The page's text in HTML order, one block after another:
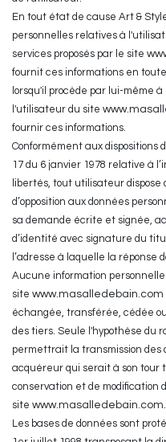
En tout état de cause Art &
personnelles relatives à
services proposés par le site
fournit ces informations en
lorsqu'il procède par lui-même
l'utilisateur du site
fournir ces informations.
Conformément aux dispositions
17 du 6 janvier 1978 relative à
libertés, tout utilisateur dispose
d’opposition aux données
sa demande écrite et signée,
d’identité avec signature du
l’adresse à laquelle la réponse
Aucune information
site www.masalledebain.com
échangée, transférée, cédée
des tiers. Seule l'hypothèse du
permettrait la transmission des
acquéreur qui serait à son tour
conservation et de modification
site www.masalledebain.com.
Les bases de données sont